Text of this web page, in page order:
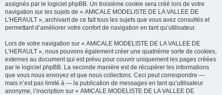
assignés par le logiciel phpBB. Un troisième cookie sera créé lors de votre
navigation sur les sujets de « AMICALE MODELISTE DE LA VALLEE DE
L'HERAULT », archivant de ce fait tous les sujets que vous avez consultés et
permettant d’améliorer votre confort de navigation en tant qu’utilisateur.
Lors de votre navigation sur « AMICALE MODELISTE DE LA VALLEE DE
L'HERAULT », nous pouvons également créer une quatrième sorte de cookies,
externes au document qui est prévu pour couvrir uniquement les pages créées
par le logiciel phpBB. La seconde manière est de récupérer les informations
que vous nous envoyez et que nous collectons. Ceci peut correspondre —
mais n’est pas limité à — la publication de messages en tant qu’utilisateur
anonyme, l’inscription sur « AMICALE MODELISTE DE LA VALLEE DE